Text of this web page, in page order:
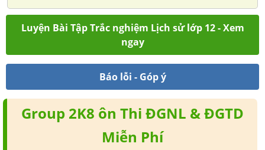
Luyện Bài Tập Trắc nghiệm Lịch sử lớp 12 - Xem
ngay
Báo lỗi - Góp ý
Group 2K8 ôn Thi ĐGNL & ĐGTD
Miễn Phí